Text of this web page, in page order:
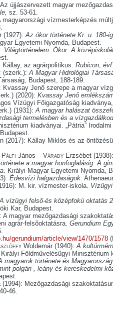
Az újjászervezett magyar
sz. 53-61.
magyarországi vízmesterképzés
(1927): Az ókor története Kr. u. 180-
Egyetemi Nyomda, Budapest.
Világtörténelem. Ókor. A
Kállay, az agrárpolitikus. Rubicon évf
(szerk.): A Magyar Hidrológiai
Budapest, 188-189.
Kvassay Jenő szerepe a magyar
(2020): Kvassay Jenő
Vízügyi Főigazgatóság
(1931): A magyar halászat
termelésben és a
kiadványai. „Pátria”
(2017): Kállay Miklós és az
Pálfi János – Várady Erzsébet
a magyar honfoglalásig. A
. Királyi Magyar Egyetemi Nyomda,
Édesvízi halgazdaságok .
M. kir. vízmester-iskola.
A vízügyi felső-és középfokú oktatás
Kar, Budapest.
A magyar mezőgazdasági
agrár-felsőoktatásra. Gerundium
gerundium/article/view/1470/1578
Woldemár (1940): A
Királyi Földművelésügyi Minisztérium
magyarok története és
polgári-, leány-és kereskedelmi
(1994): Mezőgazdasági
46.